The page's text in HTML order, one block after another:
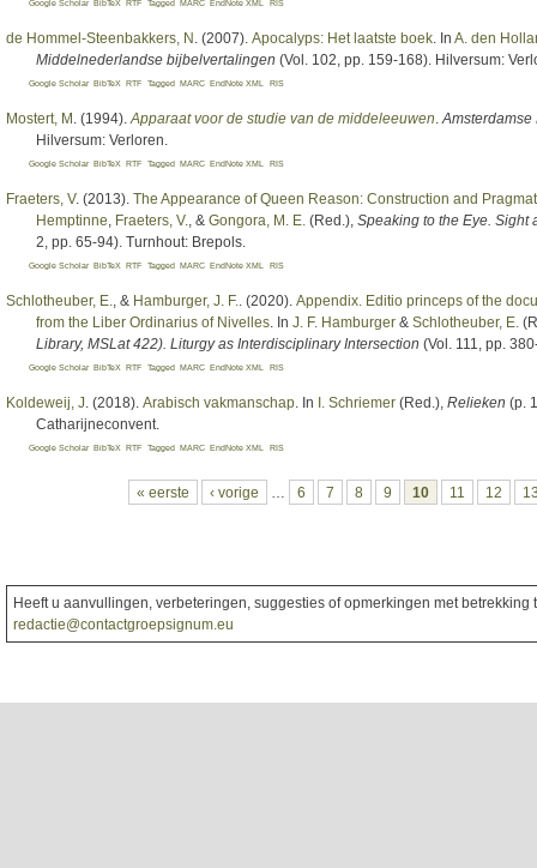
Google Scholar BibTeX RTF Tagged MARC EndNote XML RIS
de Hommel-Steenbakkers, N . (2007). Apocalyps: Het laatste boek . In A. den
Middelnederlandse bijbelvertalingen (Vol. 102, pp. 159-168). Hilversum:
Google Scholar BibTeX RTF Tagged MARC EndNote XML RIS
Mostert, M . (1994). Apparaat voor de studie van de middeleeuwen
Hilversum: Verloren.
Google Scholar BibTeX RTF Tagged MARC EndNote XML RIS
Fraeters, V. (2013). The Appearance of Queen Reason: Construction and
Hemptinne Fraeters, V. , & Gongora, M. E. (Red.) Speaking to the Eye. Sight
2, pp. 65-94). Turnhout: Brepols.
Google Scholar BibTeX RTF Tagged MARC EndNote XML RIS
Schlotheuber, E. , & Hamburger, J. F. . (2020). Appendix. Editio princeps of the
from the Liber Ordinarius of Nivelles . In J. F. Hamburger & Schlotheuber, E.
Library, MSLat 422). Liturgy as Interdisciplinary Intersection (Vol. 111, pp.
Google Scholar BibTeX RTF Tagged MARC EndNote XML RIS
Koldeweij, J . (2018). Arabisch vakmanschap . In I. Schriemer (Red.) Relieken (p.
Catharijneconvent.
Google Scholar BibTeX RTF Tagged MARC EndNote XML RIS
« eerste ‹ vorige 6 7 8 9 10 11 12
Heeft u aanvullingen, verbeteringen, suggesties of opmerkingen met
redactie@contactgroepsignum.eu